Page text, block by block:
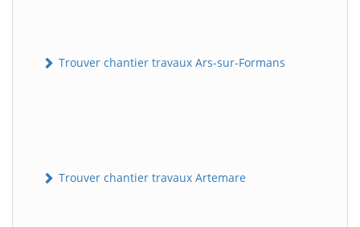
Trouver chantier travaux Ars-sur-Formans
Trouver chantier travaux Artemare